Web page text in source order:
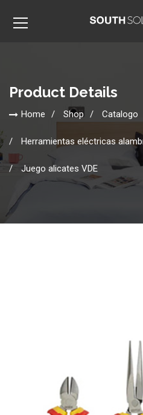
Product Details
Home Shop Catalogo
Herramientas eléctricas
Juego alicates VDE